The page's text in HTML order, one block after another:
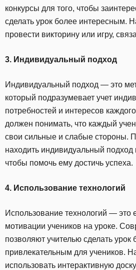
конкурсы для того, чтобы
сделать урок более интересным.
провести викторину или игру,
3. Индивидуальный подход
Индивидуальный подход — это
который подразумевает учет
потребностей и интересов
должен понимать, что каждый
свои сильные и слабые стороны.
находить индивидуальный подход
чтобы помочь ему достичь успеха.
4. Использование технологий
Использование технологий — это
мотивации учеников на уроке.
позволяют учителью сделать
привлекательным для учеников.
использовать интерактивную